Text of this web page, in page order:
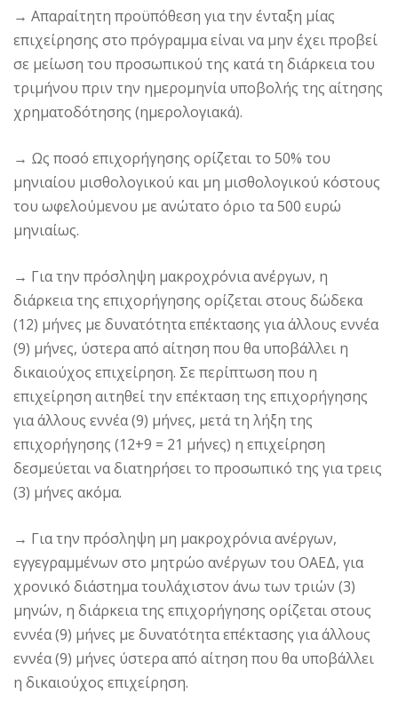
→ Απαραίτητη προϋπόθεση για την ένταξη μίας
επιχείρησης στο πρόγραμμα είναι να μην έχει προβεί
σε μείωση του προσωπικού της κατά τη διάρκεια του
τριμήνου πριν την ημερομηνία υποβολής της αίτησης
χρηματοδότησης (ημερολογιακά).
→ Ως ποσό επιχορήγησης ορίζεται το 50% του
μηνιαίου μισθολογικού και μη μισθολογικού κόστους
του ωφελούμενου με ανώτατο όριο τα 500 ευρώ
μηνιαίως.
→ Για την πρόσληψη μακροχρόνια ανέργων, η
διάρκεια της επιχορήγησης ορίζεται στους δώδεκα
(12) μήνες με δυνατότητα επέκτασης για άλλους εννέα
(9) μήνες, ύστερα από αίτηση που θα υποβάλλει η
δικαιούχος επιχείρηση. Σε περίπτωση που η
επιχείρηση αιτηθεί την επέκταση της επιχορήγησης
για άλλους εννέα (9) μήνες, μετά τη λήξη της
επιχορήγησης (12+9 = 21 μήνες) η επιχείρηση
δεσμεύεται να διατηρήσει το προσωπικό της για τρεις
(3) μήνες ακόμα.
→ Για την πρόσληψη μη μακροχρόνια ανέργων,
εγγεγραμμένων στο μητρώο ανέργων του ΟΑΕΔ, για
χρονικό διάστημα τουλάχιστον άνω των τριών (3)
μηνών, η διάρκεια της επιχορήγησης ορίζεται στους
εννέα (9) μήνες με δυνατότητα επέκτασης για άλλους
εννέα (9) μήνες ύστερα από αίτηση που θα υποβάλλει
η δικαιούχος επιχείρηση.